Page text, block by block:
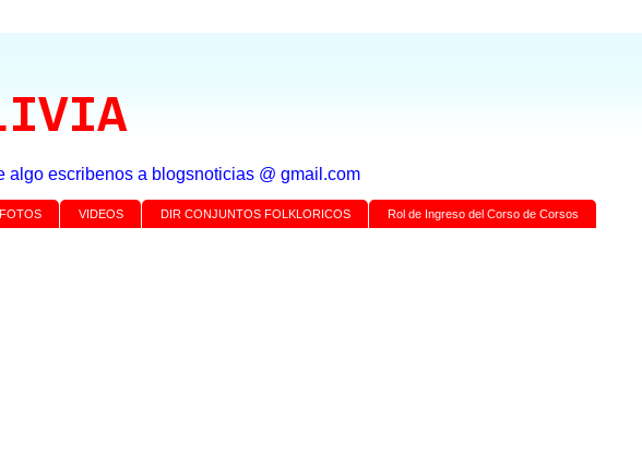
escribenos a blogsnoticias @ gmail.com
FOTOS VIDEOS DIR CONJUNTOS FOLKLORICOS Rol de Ingreso del Corso de Corsos